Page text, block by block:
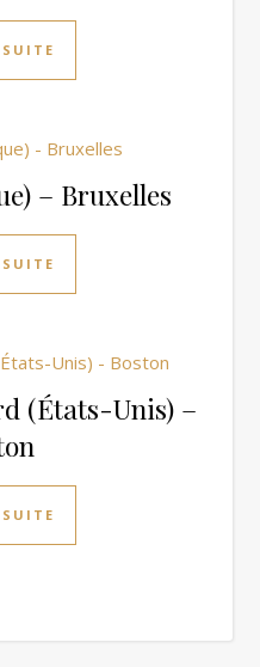
– Bruxelles
(États-Unis) –